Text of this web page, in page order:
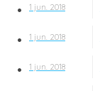
1 jun. 2018
1 jun. 2018
1 jun. 2018